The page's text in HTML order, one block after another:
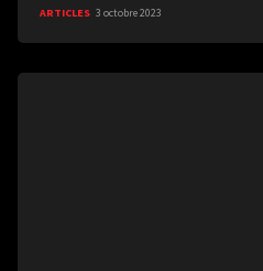
ARTICLES 3 octobre 2023